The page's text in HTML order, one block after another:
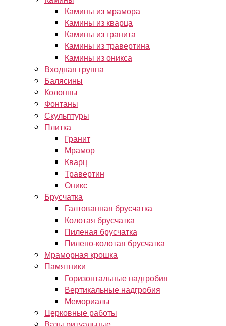
Камины из мрамора
Камины из кварца
Камины из гранита
Камины из травертина
Камины из оникса
Входная группа
Балясины
Колонны
Фонтаны
Скульптуры
Плитка
Гранит
Мрамор
Кварц
Травертин
Оникс
Брусчатка
Галтованная брусчатка
Колотая брусчатка
Пиленая брусчатка
Пилено-колотая брусчатка
Мраморная крошка
Памятники
Горизонтальные надгробия
Вертикальные надгробия
Мемориалы
Церковные работы